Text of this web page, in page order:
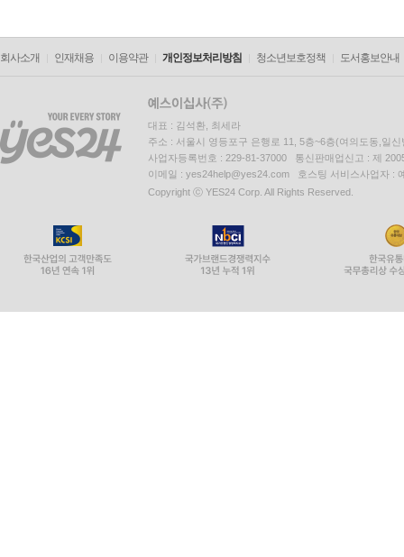
회사소개 인재채용 이용약관 개인정보처리방침 청소년보호정책 도서홍보안내
대표 : 김석환, 최세라
주소 : 서울시 영등포구 은행로 11, 5층~6층(여의도동,일신
사업자등록번호 : 229-81-37000 통신판매업신고 : 제
이메일 : yes24help@yes24.com 호스팅 서비스사업자 :
Copyright ⓒ YES24 Corp. All Rights Reserved.